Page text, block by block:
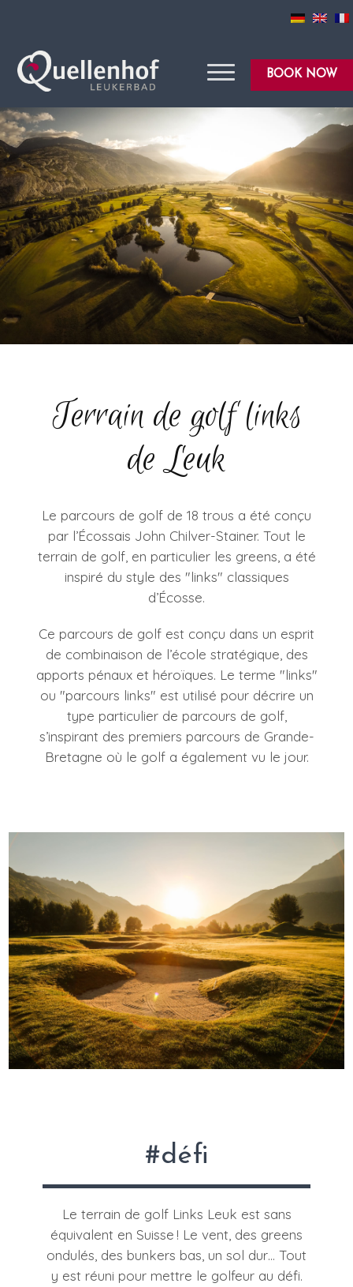
BOOK NOW
Terrain de golf links
de Leuk
Le parcours de golf de 18 trous a été conçu
par l’Écossais John Chilver-Stainer. Tout le
terrain de golf, en particulier les greens, a été
inspiré du style des "links" classiques
d’Écosse.
Ce parcours de golf est conçu dans un esprit
de combinaison de l’école stratégique, des
apports pénaux et héroïques. Le terme "links"
ou "parcours links" est utilisé pour décrire un
type particulier de parcours de golf,
s’inspirant des premiers parcours de Grande-
Bretagne où le golf a également vu le jour.
#défi
Le terrain de golf Links Leuk est sans
équivalent en Suisse ! Le vent, des greens
ondulés, des bunkers bas, un sol dur… Tout
y est réuni pour mettre le golfeur au défi.